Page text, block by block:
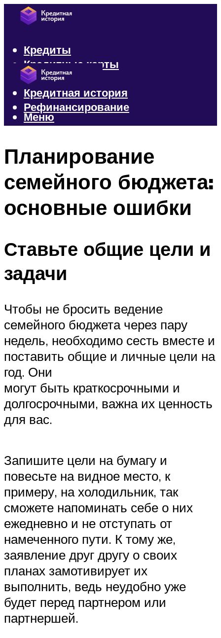
Кредиты
Кредитные карты
Микрозаймы
Кредитная история
Рефинансирование
Меню
Планирование
семейного бюджета:
основные ошибки
Ставьте общие цели и
задачи
Чтобы не бросить ведение
семейного бюджета через пару
недель, необходимо сесть вместе и
поставить общие и личные цели на
год. Они
могут быть краткосрочными и
долгосрочными, важна их ценность
для вас.
Запишите цели на бумагу и
повесьте на видное место, к
примеру, на холодильник, так
сможете напоминать себе о них
ежедневно и не отступать от
намеченного пути. К тому же,
заявление друг другу о своих
планах замотивирует их
выполнить, ведь неудобно уже
будет перед партнером или
партнершей.